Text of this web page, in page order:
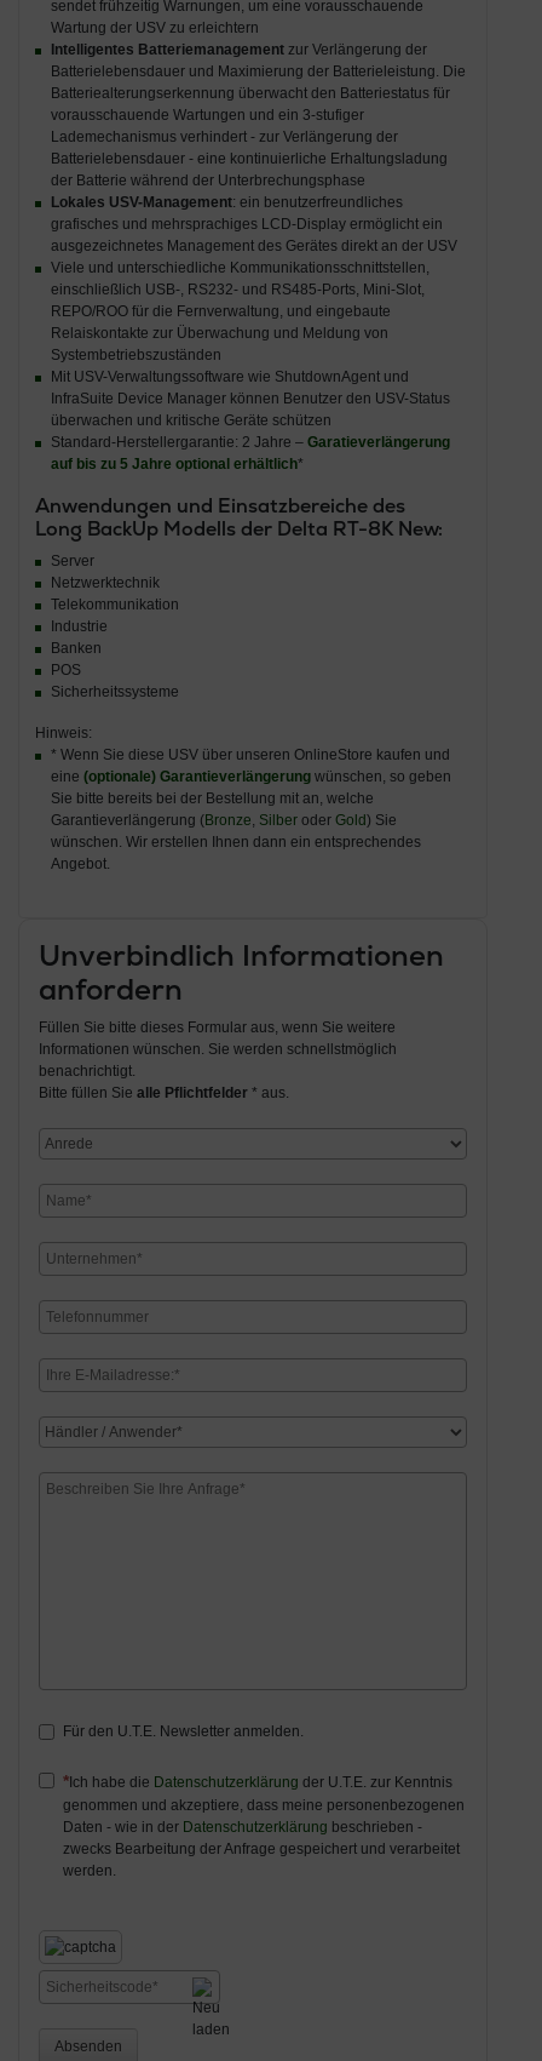
sendet frühzeitig Warnungen, um eine vorausschauende
Wartung der USV zu erleichtern
Intelligentes Batteriemanagementzur Verlängerung der
Batterielebensdauer und Maximierung der Batterieleistung. Die
Batteriealterungserkennung überwacht den Batteriestatus für
vorausschauende Wartungen und ein 3-stufiger
Lademechanismus verhindert - zur Verlängerung der
Batterielebensdauer - eine kontinuierliche Erhaltungsladung
der Batterie während der Unterbrechungsphase
Lokales USV-Management: ein benutzerfreundliches
grafisches und mehrsprachiges LCD-Display ermöglicht ein
ausgezeichnetes Management des Gerätes direkt an der USV
Viele und unterschiedliche Kommunikationsschnittstellen,
einschließlich USB-, RS232- und RS485-Ports, Mini-Slot,
REPO/ROO für die Fernverwaltung, und eingebaute
Relaiskontakte zur Überwachung und Meldung von
Systembetriebszuständen
Mit USV-Verwaltungssoftware wie ShutdownAgent und
InfraSuite Device Manager können Benutzer den USV-Status
überwachen und kritische Geräte schützen
Standard-Herstellergarantie: 2 Jahre – Garatieverlängerung
auf bis zu 5 Jahre optional erhältlich*
Anwendungen und Einsatzbereiche des
Long BackUp Modells der Delta RT-8K New:
Server
Netzwerktechnik
Telekommunikation
Industrie
Banken
POS
Sicherheitssysteme
Hinweis:
* Wenn Sie diese USV über unseren OnlineStore kaufen und
eine (optionale) Garantieverlängerungwünschen, so geben
Sie bitte bereits bei der Bestellung mit an, welche
Garantieverlängerung (Bronze, Silberoder Gold) Sie
wünschen. Wir erstellen Ihnen dann ein entsprechendes
Angebot.
Unverbindlich Informationen
anfordern
Füllen Sie bitte dieses Formular aus, wenn Sie weitere
Informationen wünschen. Sie werden schnellstmöglich
benachrichtigt.
Bitte füllen Sie alle Pflichtfelder * aus.
Für den U.T.E. Newsletter anmelden.
Ich habe die Datenschutzerklärung der U.T.E. zur Kenntnis
genommen und akzeptiere, dass meine personenbezogenen
Daten - wie in der Datenschutzerklärung beschrieben -
zwecks Bearbeitung der Anfrage gespeichert und verarbeitet
werden.
Absenden